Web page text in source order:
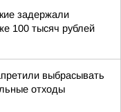
задержали
100 тысяч рублей
выбрасывать
отходы